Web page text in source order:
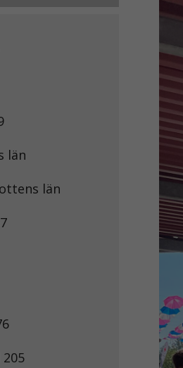
län
län